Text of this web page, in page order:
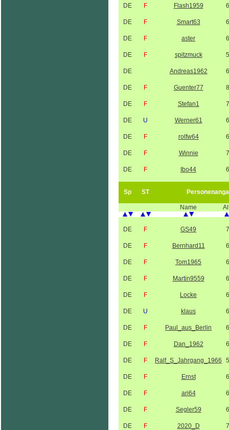
DE F Flash1959
DE F Smart63
DE F aster
DE F spitzmuck
DE Andreas1962
DE F Guenter77
DE F Stefan1
DE U Werner61
DE F rolfw64
DE F Winnie
DE F Ibo44
Sp ST
Name
DE F GS49
DE F Bernhard11
DE F Tom1965
DE F Martin9559
DE F Locke
DE U klaus
DE F Paul_aus_Berlin
DE F Dan_1962
DE F Ralf_S_Jahrgang_1966
DE F Ernst
DE F ari64
DE F Segler59
DE F 2020_D